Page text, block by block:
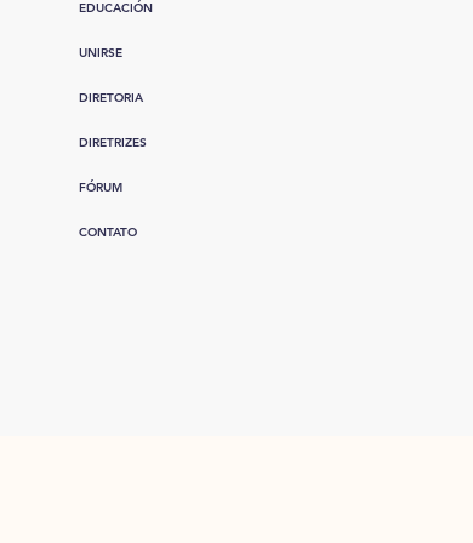
EDUCACIÓN
UNIRSE
DIRETORIA
DIRETRIZES
FÓRUM
CONTATO